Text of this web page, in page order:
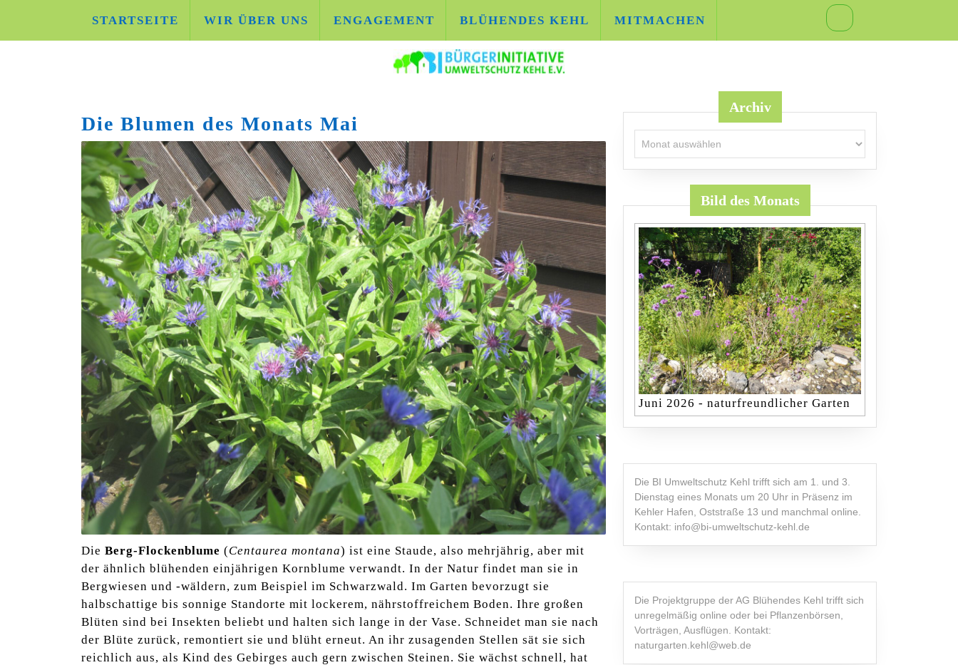
content
STARTSEITE WIR ÜBER UNS ENGAGEMENT BLÜHENDES KEHL MITMACHEN
Die Blumen des Monats Mai
Die Berg-Flockenblume (Centaurea montana) ist eine Staude, also mehrjährig, aber mit
der ähnlich blühenden einjährigen Kornblume verwandt. In der Natur findet man sie in
Bergwiesen und -wäldern, zum Beispiel im Schwarzwald. Im Garten bevorzugt sie
halbschattige bis sonnige Standorte mit lockerem, nährstoffreichem Boden. Ihre großen
Blüten sind bei Insekten beliebt und halten sich lange in der Vase. Schneidet man sie nach
der Blüte zurück, remontiert sie und blüht erneut. An ihr zusagenden Stellen sät sie sich
reichlich aus, als Kind des Gebirges auch gern zwischen Steinen. Sie wächst schnell, hat
Archiv
Bild des Monats
Juni 2026 - naturfreundlicher Garten
Die BI Umweltschutz Kehl trifft sich am 1. und 3.
Dienstag eines Monats um 20 Uhr in Präsenz im
Kehler Hafen, Oststraße 13 und manchmal online.
Kontakt: info@bi-umweltschutz-kehl.de
Die Projektgruppe der AG Blühendes Kehl trifft sich
unregelmäßig online oder bei Pflanzenbörsen,
Vorträgen, Ausflügen. Kontakt:
naturgarten.kehl@web.de